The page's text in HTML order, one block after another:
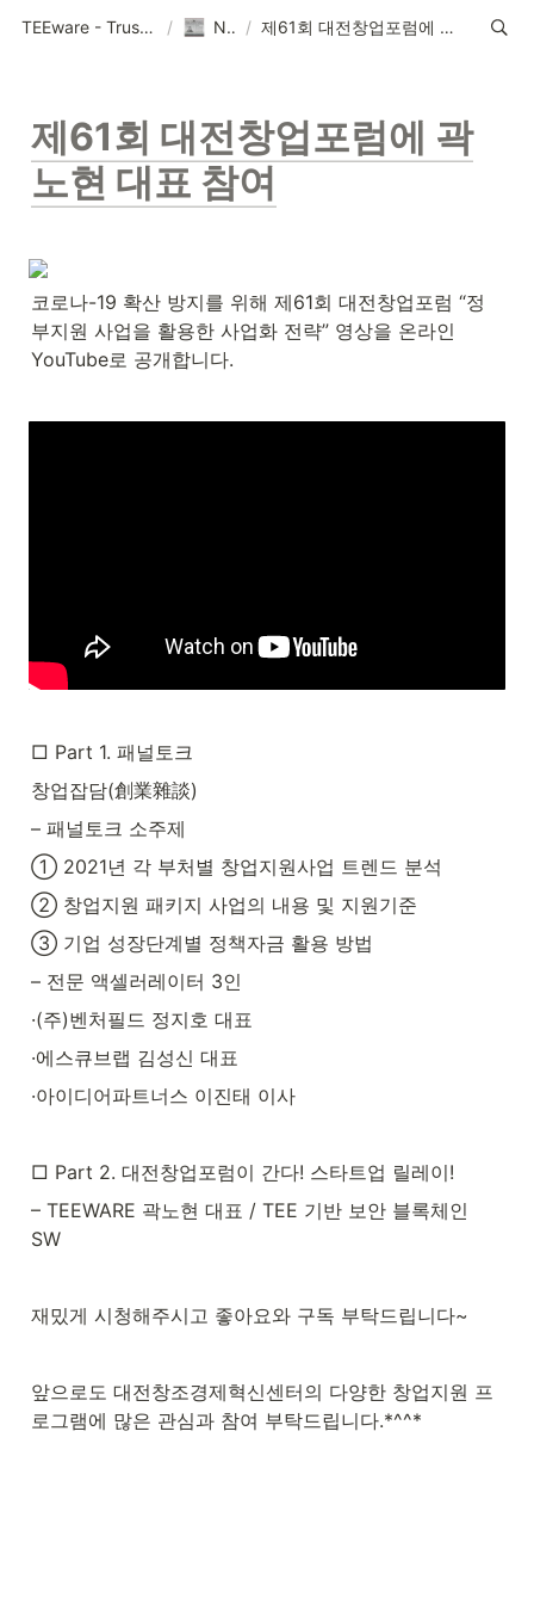
TEEware - Trustworthy Security Solution Provider / News / 제61회 대전창업포럼에 곽노현 대표 참여
제61회 대전창업포럼에 곽
노현 대표 참여
코로나-19 확산 방지를 위해 제61회 대전창업포럼 “정
부지원 사업을 활용한 사업화 전략” 영상을 온라인
YouTube로 공개합니다.
□ Part 1. 패널토크
창업잡담(創業雜談)
– 패널토크 소주제
① 2021년 각 부처별 창업지원사업 트렌드 분석
② 창업지원 패키지 사업의 내용 및 지원기준
③ 기업 성장단계별 정책자금 활용 방법
– 전문 액셀러레이터 3인
·(주)벤처필드 정지호 대표
·에스큐브랩 김성신 대표
·아이디어파트너스 이진태 이사
□ Part 2. 대전창업포럼이 간다! 스타트업 릴레이!
– TEEWARE 곽노현 대표 / TEE 기반 보안 블록체인
SW
재밌게 시청해주시고 좋아요와 구독 부탁드립니다~
앞으로도 대전창조경제혁신센터의 다양한 창업지원 프
로그램에 많은 관심과 참여 부탁드립니다.*^^*